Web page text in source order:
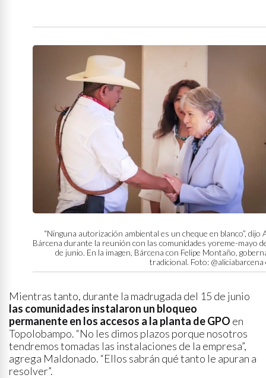
“Ninguna autorización ambiental es un cheque en blanco”, dijo
Bárcena durante la reunión con las comunidades yoreme-mayo
de junio. En la imagen, Bárcena con Felipe Montaño,
tradicional. Foto: @aliciabarcena
Mientras tanto, durante la madrugada del 15 de junio
las comunidades instalaron un bloqueo
permanente en los accesos a la planta de GPO en
Topolobampo. “No les dimos plazos porque nosotros
tendremos tomadas las instalaciones de la empresa”,
agrega Maldonado. “Ellos sabrán qué tanto le apuran a
resolver”.